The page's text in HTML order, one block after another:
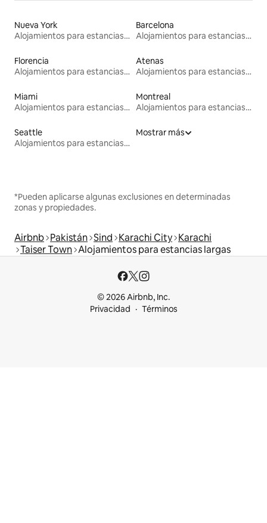
Nueva York
Alojamientos para estancias largas
Barcelona
Alojamientos para estancias largas
Florencia
Alojamientos para estancias largas
Atenas
Alojamientos para estancias largas
Miami
Alojamientos para estancias largas
Montreal
Alojamientos para estancias largas
Seattle
Alojamientos para estancias largas
Mostrar más
*Pueden aplicarse algunas exclusiones en determinadas
zonas y propiedades.
Airbnb Pakistán Sind Karachi City Karachi
Taiser Town Alojamientos para estancias largas
© 2026 Airbnb, Inc.
Privacidad
Términos